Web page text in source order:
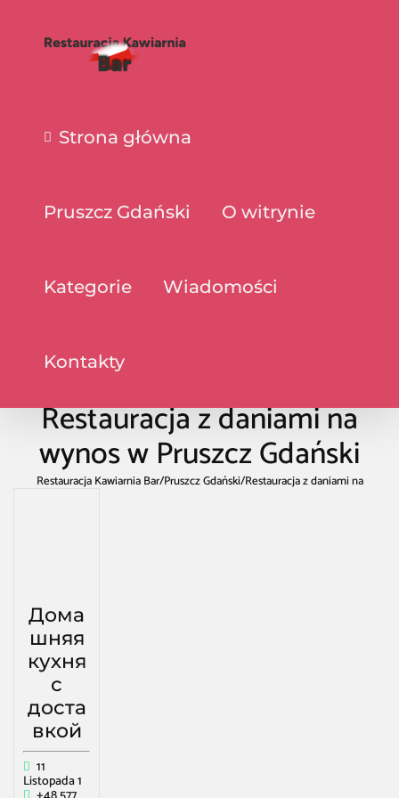
Strona główna
Pruszcz Gdański O witrynie
Kategorie Wiadomości
Kontakty
Restauracja z daniami na
wynos w Pruszcz Gdański
Restauracja Kawiarnia Bar/Pruszcz Gdański/Restauracja z daniami na
Дома
шняя
кухня
с
доста
вкой
11
Listopada 1